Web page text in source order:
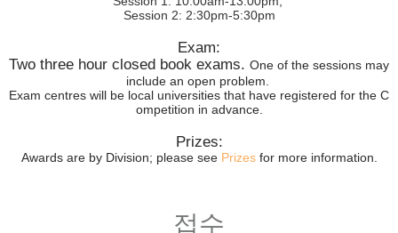
Session 2: 2:30pm-5:30pm
Exam:
Two three hour closed book exams. One of the sessions may
include an open problem.
Exam centres will be local universities that have registered for the C
ompetition in advance.
Prizes:
Awards are by Division; please see Prizes for more information.
접수